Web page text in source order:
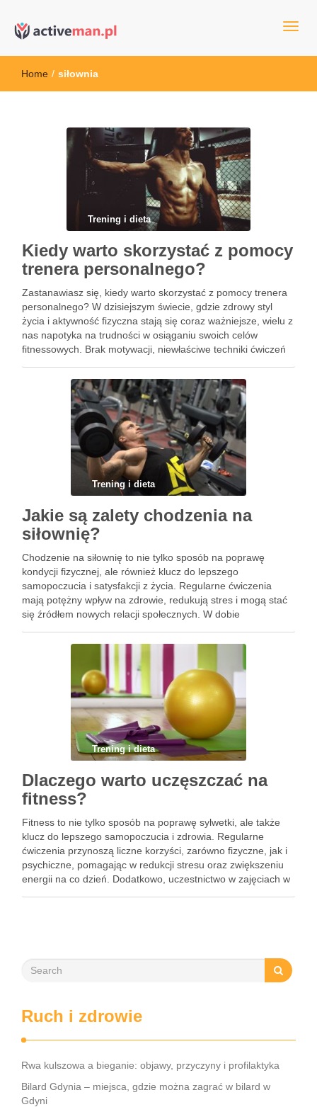
active man – sprzęt sportowy
sportowym
Home / siłownia
Trening i dieta
Kiedy warto skorzystać z pomocy
trenera personalnego?
Zastanawiasz się, kiedy warto skorzystać z pomocy trenera
personalnego? W dzisiejszym świecie, gdzie zdrowy styl
życia i aktywność fizyczna stają się coraz ważniejsze, wielu z
nas napotyka na trudności w osiąganiu swoich celów
fitnessowych. Brak motywacji, niewłaściwe techniki ćwiczeń
mogą zniechęcać do regularnych …
Trening i dieta
Jakie są zalety chodzenia na
siłownię?
Chodzenie na siłownię to nie tylko sposób na poprawę
kondycji fizycznej, ale również klucz do lepszego
samopoczucia i satysfakcji z życia. Regularne ćwiczenia
mają potężny wpływ na zdrowie, redukują stres i mogą stać
się źródłem nowych relacji społecznych. W dobie
korzyści niesie …
Trening i dieta
Dlaczego warto uczęszczać na
fitness?
Fitness to nie tylko sposób na poprawę sylwetki, ale także
klucz do lepszego samopoczucia i zdrowia. Regularne
ćwiczenia przynoszą liczne korzyści, zarówno fizyczne, jak i
psychiczne, pomagając w redukcji stresu oraz zwiększeniu
energii na co dzień. Dodatkowo, uczestnictwo w zajęciach w
Ruch i zdrowie
Rwa kulszowa a bieganie: objawy, przyczyny i profilaktyka
Bilard Gdynia – miejsca, gdzie można zagrać w bilard w
Gdyni